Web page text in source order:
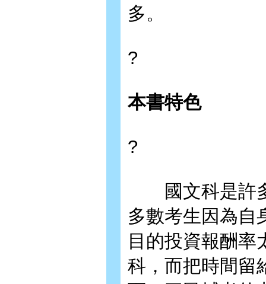
多。
?
本書特色
?
國文科是許多
多數考生因為自
目的投資報酬率
科，而把時間留